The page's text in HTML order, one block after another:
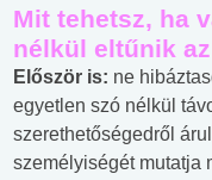
Mit tehetsz, ha
nélkül eltűnik
Először is: ne
egyetlen szó nélkül
szerethetőségedről
személyiségét mutatja